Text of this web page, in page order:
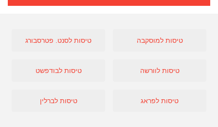
טיסות למוסקבה טיסות לסנט. פטרסבורג
טיסות לוורשה טיסות לבודפשט
טיסות לפראג טיסות לברלין